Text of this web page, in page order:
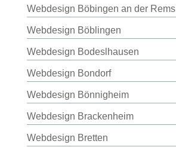
Webdesign Böbingen an der Rems
Webdesign Böblingen
Webdesign Bodeslhausen
Webdesign Bondorf
Webdesign Bönnigheim
Webdesign Brackenheim
Webdesign Bretten